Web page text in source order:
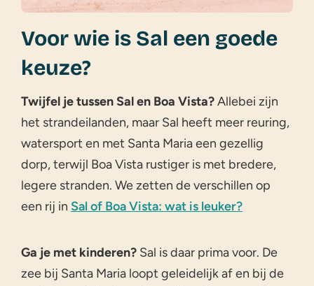
Voor wie is Sal een goede
keuze?
Twijfel je tussen Sal en Boa Vista?Allebei zijn
het strandeilanden, maar Sal heeft meer reuring,
watersport en met Santa Maria een gezellig
dorp, terwijl Boa Vista rustiger is met bredere,
legere stranden. We zetten de verschillen op
een rij in Sal of Boa Vista: wat is leuker?
Ga je met kinderen? Sal is daar prima voor. De
zee bij Santa Maria loopt geleidelijk af en bij de